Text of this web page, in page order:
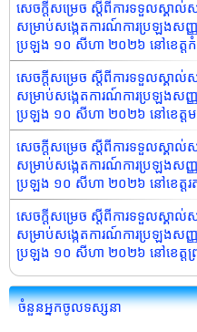
សេចក្តីសម្រេច ស្តីពីការទទួលស្គាល់
សម្រាប់សង្កេតការណ៍ការប្រឡង
ប្រឡង ១០ សីហា ២០២៦ នៅខេត្ត
សេចក្តីសម្រេច ស្តីពីការទទួលស្គាល់
សម្រាប់សង្កេតការណ៍ការប្រឡង
ប្រឡង ១០ សីហា ២០២៦ នៅខេត្ត
សេចក្តីសម្រេច ស្តីពីការទទួលស្គាល់
សម្រាប់សង្កេតការណ៍ការប្រឡង
ប្រឡង ១០ សីហា ២០២៦ នៅខេត្តរ
សេចក្តីសម្រេច ស្តីពីការទទួលស្គាល់
សម្រាប់សង្កេតការណ៍ការប្រឡង
ប្រឡង ១០ សីហា ២០២៦ នៅខេត្តព្រ
ចំនួនអ្នកចូលទស្សនា